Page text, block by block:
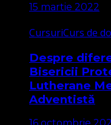
15 martie 2022
CursuriCurs de
Despre
Bisericii
Lutherane
Adventistă